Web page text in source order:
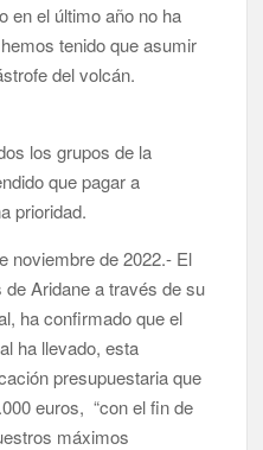
en el último año no ha
tenido que asumir
del volcán.
los grupos de la
que pagar a
prioridad.
noviembre de 2022.- El
Aridane a través de su
ha confirmado que el
ha llevado, esta
presupuestaria que
euros, “con el fin de
máximos